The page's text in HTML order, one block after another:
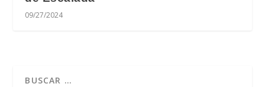
09/27/2024